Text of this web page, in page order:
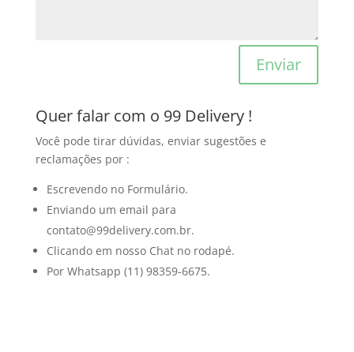
Enviar
Quer falar com o 99 Delivery !
Você pode tirar dúvidas, enviar sugestões e
reclamações por :
Escrevendo no Formulário.
Enviando um email para
contato@99delivery.com.br.
Clicando em nosso Chat no rodapé.
Por Whatsapp (11) 98359-6675.